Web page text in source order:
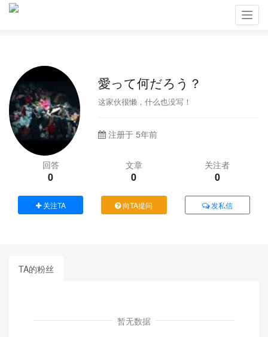
愛って何だろう？
这家伙很懒，什么也没写！
注册于 5年前
回答
0
文章
0
关注者
0
关注TA 向TA提问 发私信
TA的粉丝
暂无数据